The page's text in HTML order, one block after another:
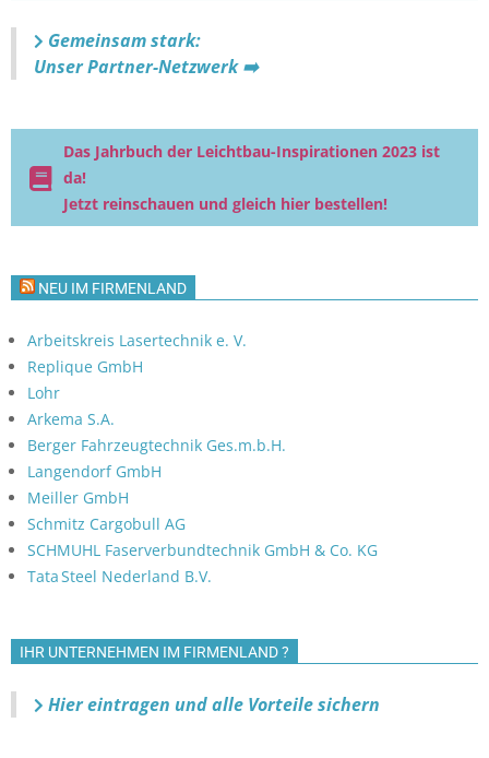
Gemeinsam stark:
Unser Partner-Netzwerk ➡️
Das Jahrbuch der Leichtbau-Inspirationen 2023 ist
da!
Jetzt reinschauen und gleich hier bestellen!
NEU IM FIRMENLAND
Arbeitskreis Lasertechnik e. V.
Replique GmbH
Lohr
Arkema S.A.
Berger Fahrzeugtechnik Ges.m.b.H.
Langendorf GmbH
Meiller GmbH
Schmitz Cargobull AG
SCHMUHL Faserverbundtechnik GmbH & Co. KG
Tata Steel Nederland B.V.
IHR UNTERNEHMEN IM FIRMENLAND ?
Hier eintragen und alle Vorteile sichern